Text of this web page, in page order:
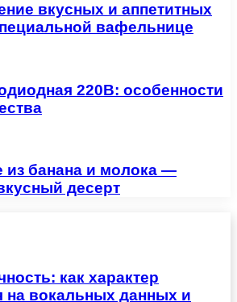
вкусных и аппетитных
вафельнице
220В: особенности
из банана и молока —
десерт
как характер
на вокальных данных и